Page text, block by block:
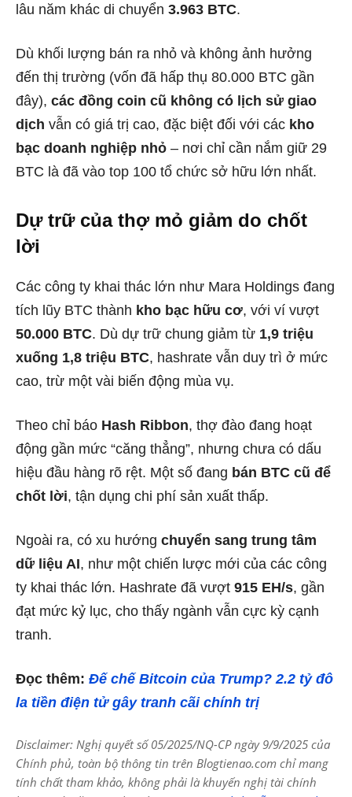
lâu năm khác di chuyển 3.963 BTC.
Dù khối lượng bán ra nhỏ và không ảnh hưởng
đến thị trường (vốn đã hấp thụ 80.000 BTC gần
đây), các đồng coin cũ không có lịch sử giao
dịch vẫn có giá trị cao, đặc biệt đối với các kho
bạc doanh nghiệp nhỏ – nơi chỉ cần nắm giữ 29
BTC là đã vào top 100 tổ chức sở hữu lớn nhất.
Dự trữ của thợ mỏ giảm do chốt
lời
Các công ty khai thác lớn như Mara Holdings đang
tích lũy BTC thành kho bạc hữu cơ, với ví vượt
50.000 BTC. Dù dự trữ chung giảm từ 1,9 triệu
xuống 1,8 triệu BTC, hashrate vẫn duy trì ở mức
cao, trừ một vài biến động mùa vụ.
Theo chỉ báo Hash Ribbon, thợ đào đang hoạt
động gần mức “căng thẳng”, nhưng chưa có dấu
hiệu đầu hàng rõ rệt. Một số đang bán BTC cũ để
chốt lời, tận dụng chi phí sản xuất thấp.
Ngoài ra, có xu hướng chuyển sang trung tâm
dữ liệu AI, như một chiến lược mới của các công
ty khai thác lớn. Hashrate đã vượt 915 EH/s, gần
đạt mức kỷ lục, cho thấy ngành vẫn cực kỳ cạnh
tranh.
Đọc thêm: Đế chế Bitcoin của Trump? 2.2 tỷ đô
la tiền điện tử gây tranh cãi chính trị
Disclaimer: Nghị quyết số 05/2025/NQ-CP ngày 9/9/2025 của
Chính phủ, toàn bộ thông tin trên Blogtienao.com chỉ mang
tính chất tham khảo, không phải là khuyến nghị tài chính